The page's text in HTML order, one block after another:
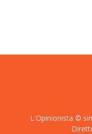
L'Opinionista ©